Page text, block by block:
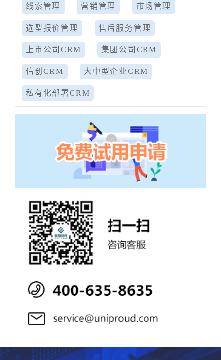
线索管理 营销管理 市场管理
选型报价管理 售后服务管理
上市公司CRM 集团公司CRM
信创CRM 大中型企业CRM
私有化部署CRM